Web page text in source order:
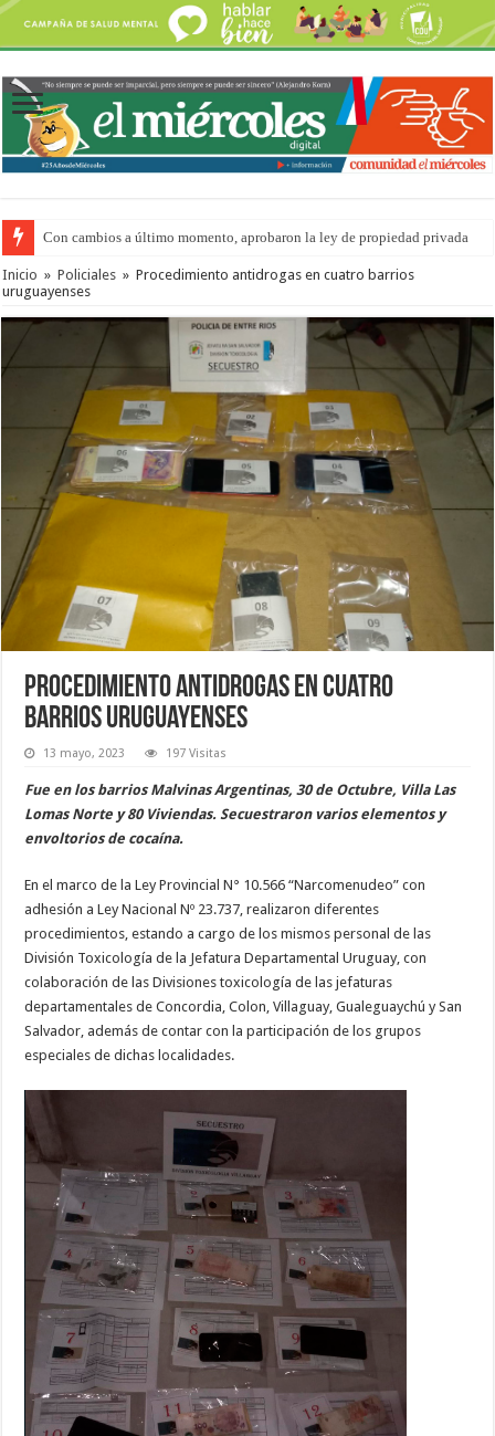
Con cambios a último momento, aprobaron la ley de propiedad privada
Adopción en Entre Ríos: el 35% de los 90 niños, niñas y adolescentes que
Inicio » Policiales » Procedimiento antidrogas en cuatro barrios
uruguayenses
Procedimiento antidrogas en cuatro
barrios uruguayenses
13 mayo, 2023 197 Visitas
Fue en los barrios Malvinas Argentinas, 30 de Octubre, Villa Las
Lomas Norte y 80 Viviendas. Secuestraron varios elementos y
envoltorios de cocaína.
En el marco de la Ley Provincial N° 10.566 “Narcomenudeo” con
adhesión a Ley Nacional Nº 23.737, realizaron diferentes
procedimientos, estando a cargo de los mismos personal de las
División Toxicología de la Jefatura Departamental Uruguay, con
colaboración de las Divisiones toxicología de las jefaturas
departamentales de Concordia, Colon, Villaguay, Gualeguaychú y San
Salvador, además de contar con la participación de los grupos
especiales de dichas localidades.